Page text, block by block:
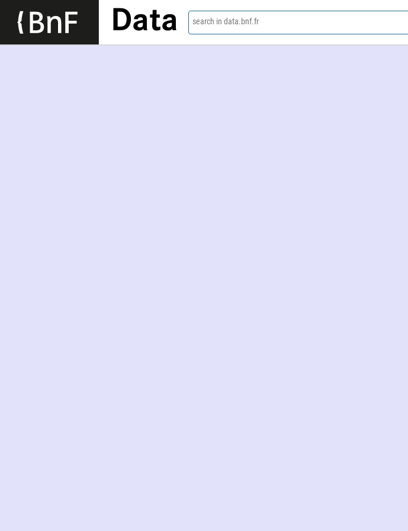
Data search in data.bnf.fr